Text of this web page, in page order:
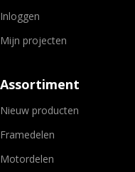
Inloggen
Mijn projecten
Assortiment
Nieuw producten
Framedelen
Motordelen